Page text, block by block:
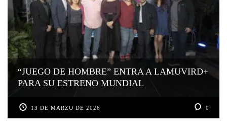
“JUEGO DE HOMBRE” ENTRA A LAMUVIRD+
PARA SU ESTRENO MUNDIAL
13 DE MARZO DE 2026 0